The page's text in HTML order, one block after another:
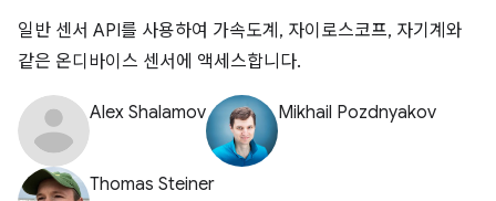
일반 센서 API를 사용하여 가속도계, 자이로스코프, 자기계와
같은 온디바이스 센서에 액세스합니다.
Alex Shalamov Mikhail Pozdnyakov
Thomas Steiner